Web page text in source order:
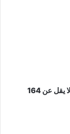
مؤكدة أن الزلزالين أسفرا حتى الآن عن مقتل ما لا يقل عن 164